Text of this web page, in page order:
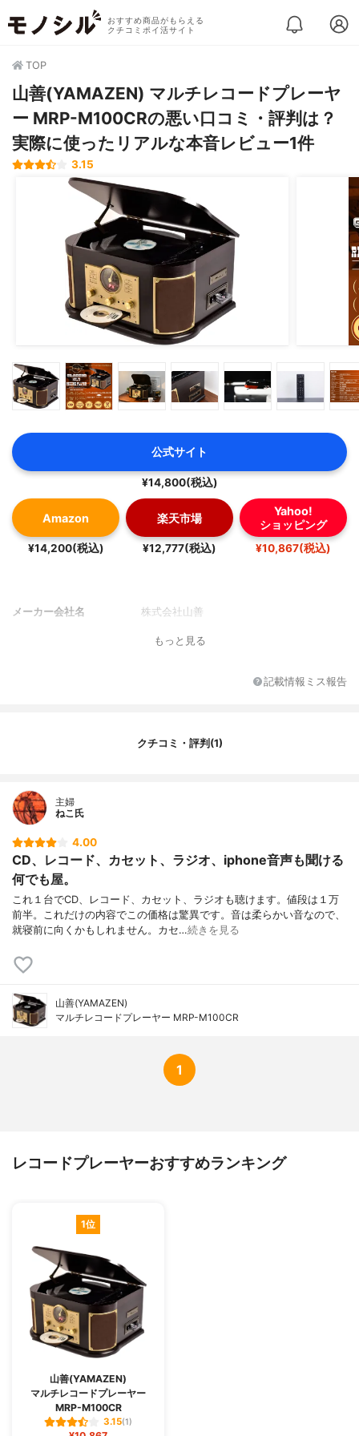
おすすめ商品がもらえる
クチコミポイ活サイト
TOP
山善(YAMAZEN) マルチレコードプレーヤ
ー MRP-M100CRの悪い口コミ・評判は？
実際に使ったリアルな本音レビュー1件
3.15
公式サイト
¥14,800(税込)
Amazon
¥14,200(税込)
楽天市場
¥12,777(税込)
Yahoo!
ショッピング
¥10,867(税込)
メーカー会社名 株式会社山善
もっと見る
記載情報ミス報告
クチコミ・評判(1)
主婦
ねこ氏
4.00
CD、レコード、カセット、ラジオ、iphone音声も聞ける
何でも屋。
これ１台でCD、レコード、カセット、ラジオも聴けます。値段は１万
前半。これだけの内容でこの価格は驚異です。音は柔らかい音なので、
就寝前に向くかもしれません。カセ…続きを見る
山善(YAMAZEN)
マルチレコードプレーヤー MRP-M100CR
1
レコードプレーヤーおすすめランキング
1位
山善(YAMAZEN)
マルチレコードプレーヤー
MRP-M100CR
3.15(1)